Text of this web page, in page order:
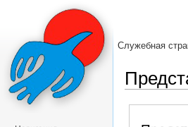
Служебная